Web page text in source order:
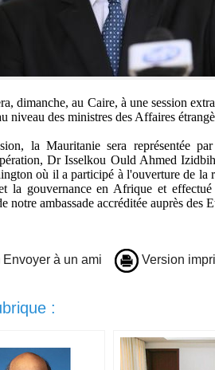
dimanche, au Caire, à une session
niveau des ministres des Affaires
la Mauritanie sera représentée
Dr Isselkou Ould Ahmed
où il a participé à l'ouverture de la
la gouvernance en Afrique et
notre ambassade accréditée auprès des
Envoyer à un ami Version
: